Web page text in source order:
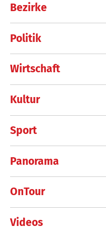
Bezirke
Politik
Wirtschaft
Kultur
Sport
Panorama
OnTour
Videos